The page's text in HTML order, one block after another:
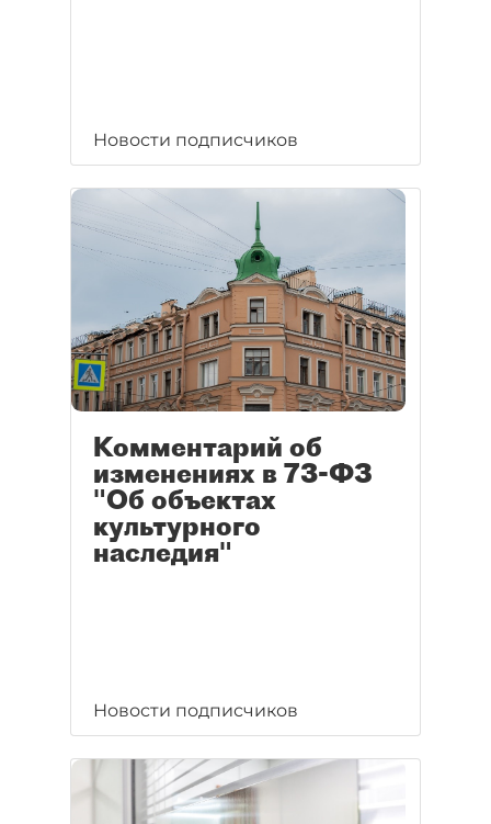
Новости подписчиков
Комментарий об
изменениях в 73-ФЗ
"Об объектах
культурного
наследия"
Новости подписчиков